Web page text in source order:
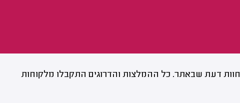
חוות דעת שבאתר. כל ההמלצות והדרוגים התקבלו מלקוחות